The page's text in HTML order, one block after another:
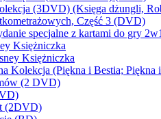
(3DVD) (Księga dżungli,
Część 3 (DVD)
specjalne z kartami do gry
Księżniczka
Księżniczka
Kolekcja (Piękna i Bestia;
(2 DVD)
(2DVD)